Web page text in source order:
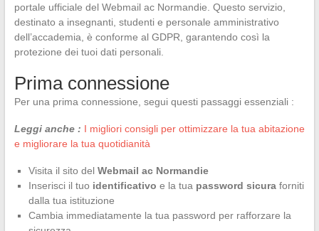
portale ufficiale del Webmail ac Normandie. Questo servizio,
destinato a insegnanti, studenti e personale amministrativo
dell’accademia, è conforme al GDPR, garantendo così la
protezione dei tuoi dati personali.
Prima connessione
Per una prima connessione, segui questi passaggi essenziali :
Leggi anche : I migliori consigli per ottimizzare la tua abitazione
e migliorare la tua quotidianità
Visita il sito del Webmail ac Normandie
Inserisci il tuo identificativo e la tua password sicuraforniti
dalla tua istituzione
Cambia immediatamente la tua password per rafforzare la